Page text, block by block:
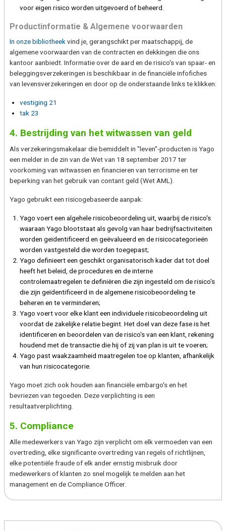
voor eigen risico worden uitgevoerd of beheerd.
Productinformatie & Algemene voorwaarden
In onze bibliotheek vind je, gerangschikt per maatschappij, de
algemene voorwaarden van de contracten en dekkingen die ons
kantoor aanbiedt. Informatie over de aard en de risico's van spaar- en
beleggingsverzekeringen is beschikbaar in de financiële infofiches
van levensverzekeringen en door op de onderstaande links te klikken:
vestiging 21
tak 23
4. Bestrijding van het witwassen van geld
Als verzekeringsmakelaar die bemiddelt in "leven"-producten is Yago
een melder in de zin van de Wet van 18 september 2017 ter
voorkoming van witwassen en financieren van terrorisme en ter
beperking van het gebruik van contant geld (Wet AML).
Yago gebruikt een risicogebaseerde aanpak:
Yago voert een algehele risicobeoordeling uit, waarbij de risico's
waaraan Yago blootstaat als gevolg van haar bedrijfsactiviteiten
worden geïdentificeerd en geëvalueerd en de risicocategorieën
worden vastgesteld die worden toegepast;
Yago definieert een geschikt organisatorisch kader dat tot doel
heeft het beleid, de procedures en de interne
controlemaatregelen te definiëren die zijn ingesteld om de risico's
die zijn geïdentificeerd in de algemene risicobeoordeling te
beheren en te verminderen;
Yago voert voor elke klant een individuele risicobeoordeling uit
voordat de zakelijke relatie begint. Het doel van deze fase is het
identificeren en beoordelen van de risico's van een klant, rekening
houdend met de transactie die hij of zij van plan is uit te voeren;
Yago past waakzaamheid maatregelen toe op klanten, afhankelijk
van hun risicocategorie.
Yago moet zich ook houden aan financiële embargo's en het
bevriezen van tegoeden. Deze verplichting is een
resultaatverplichting.
5. Compliance
Alle medewerkers van Yago zijn verplicht om elk vermoeden van een
overtreding, elke significante overtreding van regels of richtlijnen,
elke potentiële fraude of elk ander ernstig misbruik door
medewerkers of klanten zo snel mogelijk te melden aan het
management en de Compliance Officer.